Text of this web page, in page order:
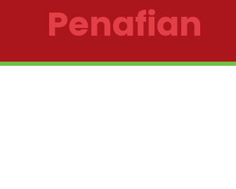
Penafian